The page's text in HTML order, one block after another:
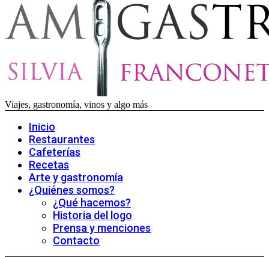
Viajes, gastronomía, vinos y algo más
Inicio
Restaurantes
Cafeterías
Recetas
Arte y gastronomía
¿Quiénes somos?
¿Qué hacemos?
Historia del logo
Prensa y menciones
Contacto